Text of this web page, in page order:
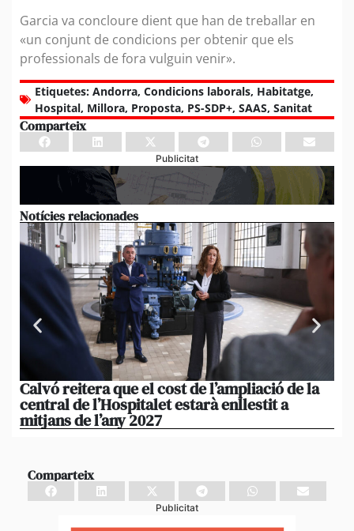
Garcia va concloure dient que han de treballar en
«un conjunt de condicions per obtenir que els
professionals de fora vulguin venir».
Etiquetes: Andorra, Condicions laborals, Habitatge,
Hospital, Millora, Proposta, PS-SDP+, SAAS, Sanitat
Comparteix
Publicitat
Notícies relacionades
Calvó reitera que el cost de l’ampliació de la
central de l’Hospitalet estarà enllestit a
mitjans de l’any 2027
Comparteix
Publicitat